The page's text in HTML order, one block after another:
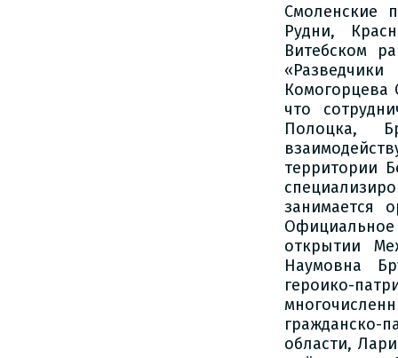
Смоленские
Рудни,
Витебском
Комогорцева
что
Полоцка,
территории
занимается
Официальное
открытии
Наумовна
героико-
гражданско-
области,